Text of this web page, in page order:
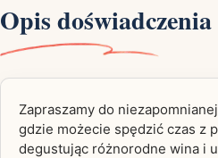
Opis doświadczenia
Zapraszamy do
gdzie możecie spędzić czas z
degustując różnorodne wina i